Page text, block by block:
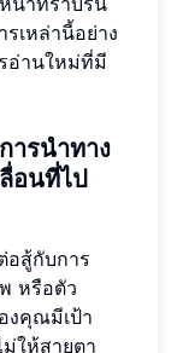
เหล่านี้อย่าง
อ่านใหม่ที่มี
ารนำทาง
อนที่ไป
อสู้กับการ
หรือตัว
งคุณมีเป้า
ให้สายตา